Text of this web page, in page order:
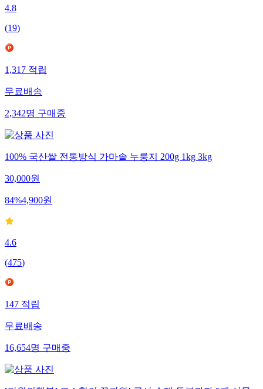
4.8
(19)
1,317적립
무료배송
2,342명구매중
100% 국산쌀 전통방식 가마솥 누룽지 200g 1kg 3kg
30,000원
84%4,900원
4.6
(475)
147적립
무료배송
16,654명구매중